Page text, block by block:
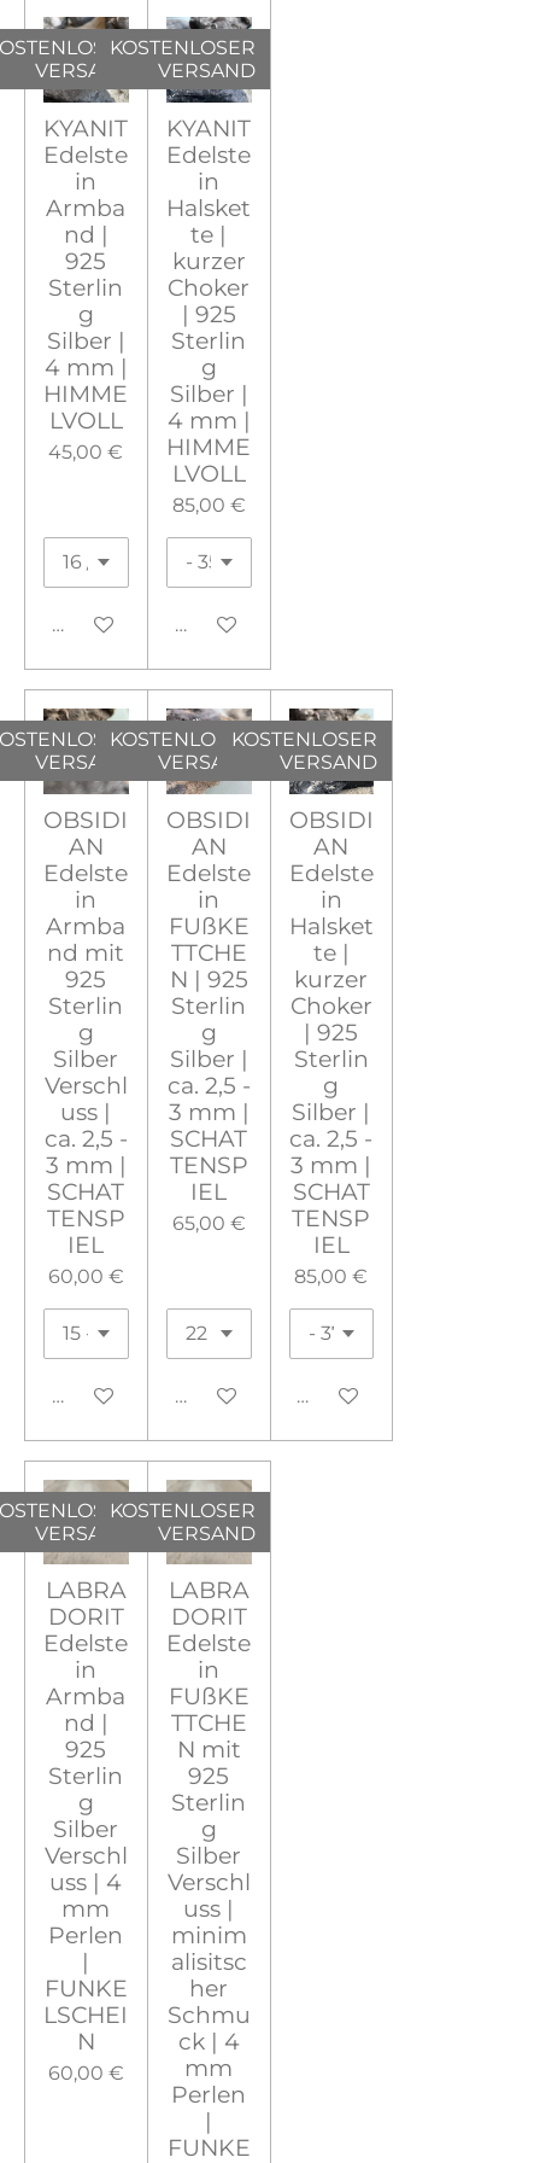
VERSAND
KYANIT
Edelste
in
Armba
nd |
925
Sterlin
g
Silber |
4 mm |
HIMME
LVOLL
45,00 €
In den Warenkorb
KOSTENLOSER
VERSAND
KYANIT
Edelste
in
Halsket
te |
kurzer
Choker
| 925
Sterlin
g
Silber |
4 mm |
HIMME
LVOLL
85,00 €
In den Warenkorb
VERSAND
OBSIDI
AN
Edelste
in
Armba
nd mit
925
Sterlin
g
Silber
Verschl
uss |
ca. 2,5 -
3 mm |
SCHAT
TENSP
IEL
60,00 €
In den Warenkorb
KOSTENLOSER
VERSAND
OBSIDI
AN
Edelste
in
FUßKE
TTCHE
N | 925
Sterlin
g
Silber |
ca. 2,5 -
3 mm |
SCHAT
TENSP
IEL
65,00 €
In den Warenkorb
KOSTENLOSER
VERSAND
OBSIDI
AN
Edelste
in
Halsket
te |
kurzer
Choker
| 925
Sterlin
g
Silber |
ca. 2,5 -
3 mm |
SCHAT
TENSP
IEL
85,00 €
In den Warenkorb
VERSAND
LABRA
DORIT
Edelste
in
Armba
nd |
925
Sterlin
g
Silber
Verschl
uss | 4
mm
Perlen
|
FUNKE
LSCHEI
N
60,00 €
KOSTENLOSER
VERSAND
LABRA
DORIT
Edelste
in
FUßKE
TTCHE
N mit
925
Sterlin
g
Silber
Verschl
uss |
minim
alisitsc
her
Schmu
ck | 4
mm
Perlen
|
FUNKE